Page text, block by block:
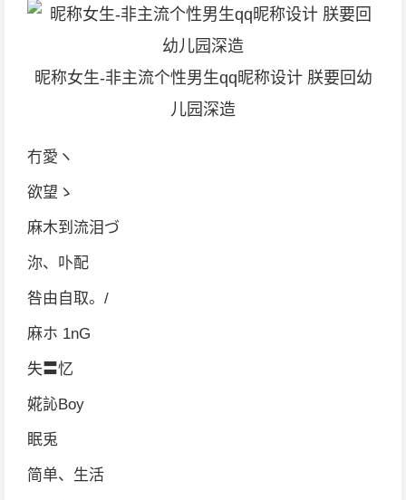
昵称女生-非主流个性男生qq昵称设计 朕要回幼
儿园深造
冇愛ヽ
欲望ゝ
麻木到流泪づ
沵、卟配
咎由自取。/
麻ホ 1nG
失〓忆
婲訫Boy
眠兎
简单、生活